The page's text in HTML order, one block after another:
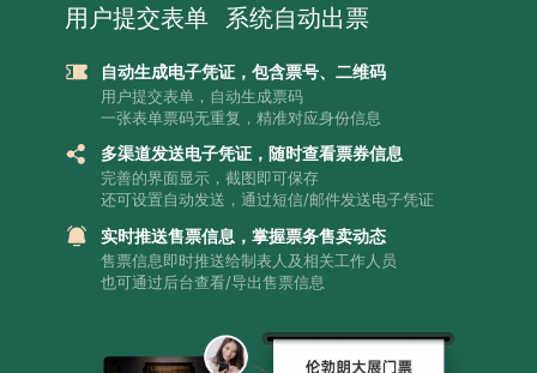
用户提交表单 系统自动出票
自动生成电子凭证，包含票号、二维码
用户提交表单，自动生成票码
一张表单票码无重复，精准对应身份信息
多渠道发送电子凭证，随时查看票券信息
完善的界面显示，截图即可保存
还可设置自动发送，通过短信/邮件发送电子凭证
实时推送售票信息，掌握票务售卖动态
售票信息即时推送给制表人及相关工作人员
也可通过后台查看/导出售票信息